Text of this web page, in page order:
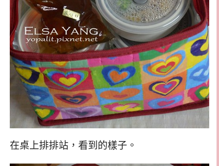
在桌上排排站，看到的樣子。